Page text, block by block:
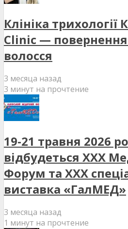
Клініка трихології
Clinic — повернення
волосся
3 месяца назад
3 минут на прочтение
19-21 травня 2026
відбудеться XXX
Форум та XXX
виставка «ГалМЕД»
3 месяца назад
1 минут на прочтение